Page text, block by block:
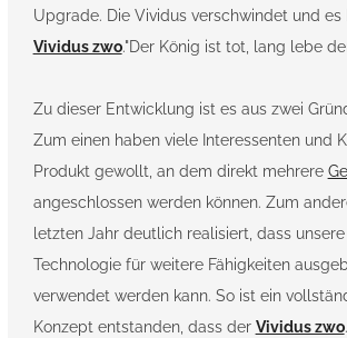
Upgrade. Die Vividus verschwindet und
Vividus zwo."Der König ist tot, lang lebe
Zu dieser Entwicklung ist es aus zwei
Zum einen haben viele Interessenten und
Produkt gewollt, an dem direkt mehrere
angeschlossen werden können. Zum
letzten Jahr deutlich realisiert, dass
Technologie für weitere Fähigkeiten
verwendet werden kann. So ist ein
Konzept entstanden, dass der Vividus zwo